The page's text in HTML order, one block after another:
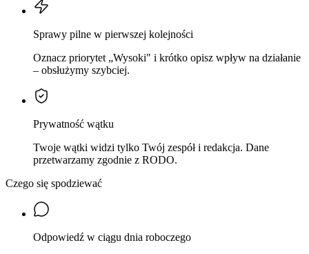
Sprawy pilne w pierwszej kolejności
Oznacz priorytet „Wysoki" i krótko opisz wpływ na działanie
– obsłużymy szybciej.
Prywatność wątku
Twoje wątki widzi tylko Twój zespół i redakcja. Dane
przetwarzamy zgodnie z RODO.
Czego się spodziewać
Odpowiedź w ciągu dnia roboczego